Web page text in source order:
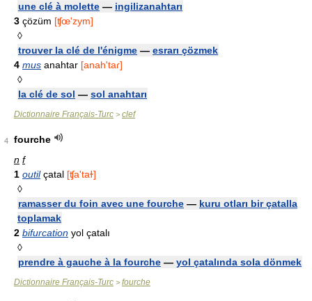
une clé à molette — ingilizanahtarı
3 çözüm [ʧœ'zym]
◊
trouver la clé de l'énigme — esrarı çözmek
4 mus anahtar [anah'taɾ]
◊
la clé de sol — sol anahtarı
Dictionnaire Français-Turc > clef
4
fourche
n f
1 outilçatal [ʧa'taɫ]
◊
ramasser du foin avec une fourche — kuru otları bir çatalla
toplamak
2 bifurcation yol çatalı
◊
prendre à gauche à la fourche — yol çatalında sola dönmek
Dictionnaire Français-Turc > fourche